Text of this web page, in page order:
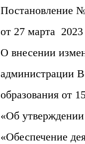
Постановление
от 27 марта 2023
О внесении
администрации
образования от
«Об
«Обеспечение